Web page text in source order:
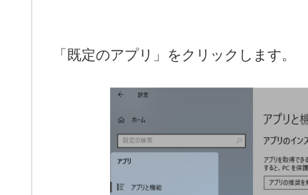
「既定のアプリ」をクリックします。